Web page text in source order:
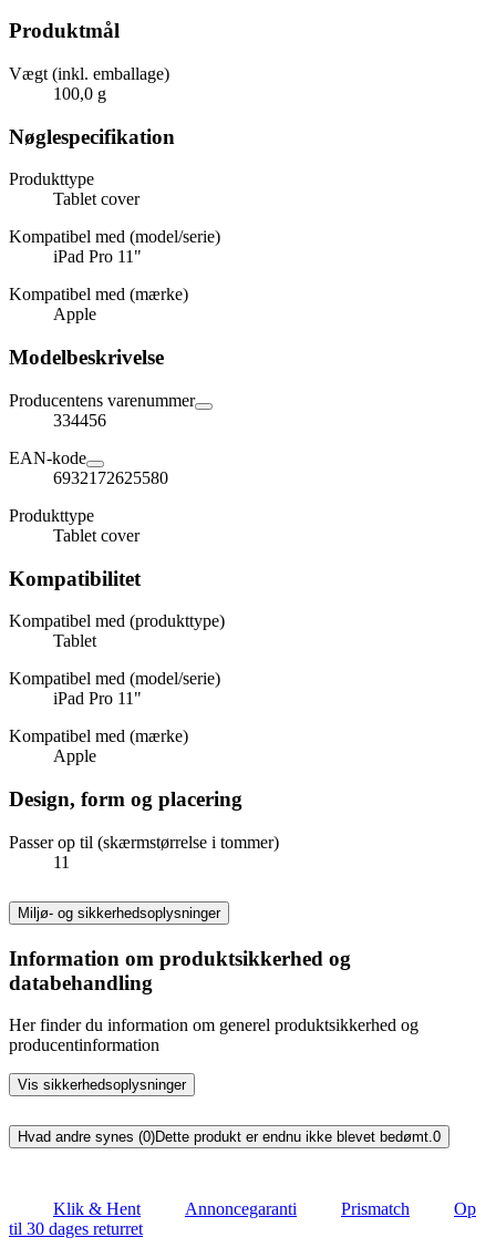
Produktmål
Vægt (inkl. emballage)
100,0 g
Nøglespecifikation
Produkttype
Tablet cover
Kompatibel med (model/serie)
iPad Pro 11"
Kompatibel med (mærke)
Apple
Modelbeskrivelse
Producentens varenummer
334456
EAN-kode
6932172625580
Produkttype
Tablet cover
Kompatibilitet
Kompatibel med (produkttype)
Tablet
Kompatibel med (model/serie)
iPad Pro 11"
Kompatibel med (mærke)
Apple
Design, form og placering
Passer op til (skærmstørrelse i tommer)
11
Miljø- og sikkerhedsoplysninger
Information om produktsikkerhed og
databehandling
Her finder du information om generel produktsikkerhed og
producentinformation
Vis sikkerhedsoplysninger
Hvad andre synes (0)Dette produkt er endnu ikke blevet bedømt.0
Klik & Hent Annoncegaranti Prismatch
Op
til 30 dages returret